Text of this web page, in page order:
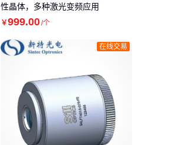
性晶体，多种激光变频应用
￥999.00/个
在线交易